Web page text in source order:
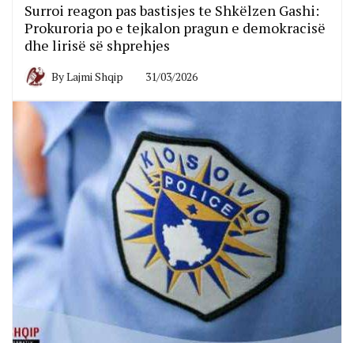
Surroi reagon pas bastisjes te Shkëlzen Gashi:
Prokuroria po e tejkalon pragun e demokracisë
dhe lirisë së shprehjes
ByLajmi Shqip 31/03/2026